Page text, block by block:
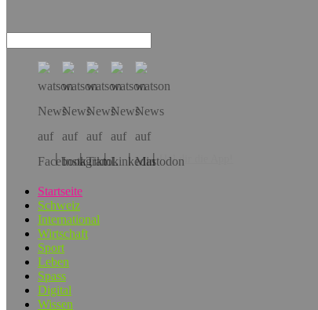
Hol dir die App!
Startseite
Schweiz
International
Wirtschaft
Sport
Leben
Spass
Digital
Wissen